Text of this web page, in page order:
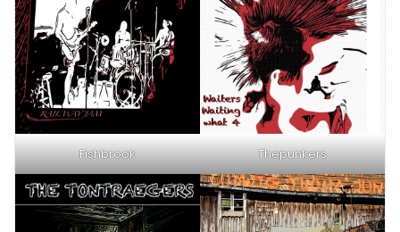
Fishbrook Thepunkers